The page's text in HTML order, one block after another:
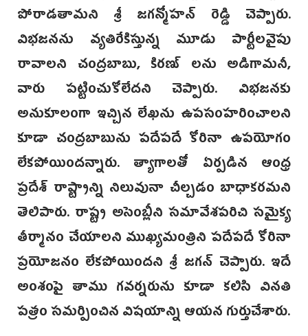
పోరాడతామని శ్రీ జగన్మోహన్ రెడ్డి చెప్పారు.
విభజనను వ్యతిరేకిస్తున్న మూడు పార్టీలవైపు
రావాలని చంద్రబాబు, కిరణ్ లను అడిగామనీ,
వారు పట్టించుకోలేదని చెప్పారు. విభజనకు
అనుకూలంగా ఇచ్చిన లేఖను ఉపసంహరించాలని
కూడా చంద్రబాబును పదేపదే కోరినా ఉపయోగం
లేకపోయిందన్నారు. త్యాగాలతో ఏర్పడిన ఆంధ్ర
ప్రదేశ్ రాష్ట్రాన్ని నిలువునా చీల్చడం బాధాకరమని
తెలిపారు. రాష్ట్ర అసెంబ్లీని సమావేశపరిచి సమైక్య
తీర్మానం చేయాలని ముఖ్యమంత్రిని పదేపదే కోరినా
ప్రయోజనం లేకపోయిందని శ్రీ జగన్ చెప్పారు. ఇదే
అంశంపై తాము గవర్నరును కూడా కలిసి వినతి
పత్రం సమర్పించిన విషయాన్ని ఆయన గుర్తుచేశారు.